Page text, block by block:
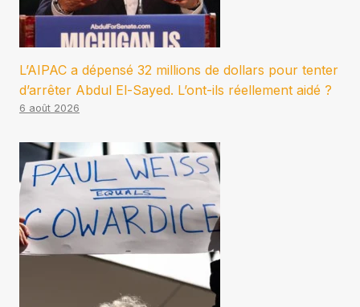
L’AIPAC a dépensé 32 millions de dollars pour tenter
d’arrêter Abdul El-Sayed. L’ont-ils réellement aidé ?
6 août 2026